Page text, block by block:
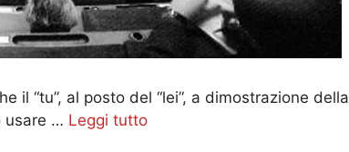
il “tu”, al posto del “lei”, a dimostrazione della
usare … Leggi tutto